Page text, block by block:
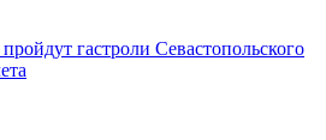
гастроли Севастопольского